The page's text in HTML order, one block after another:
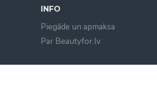
INFO
Piegāde un apmaksa
Par Beautyfor.lv